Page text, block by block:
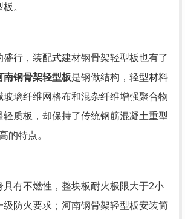
。
盛行，装配式建材钢骨架轻型板也有了
南钢骨架轻型板是钢做结构，轻型材料
玻璃纤维网格布和混杂纤维增强聚合物
轻质板，却保持了传统钢筋混凝土重型
的特点。
具有不燃性，整块板耐火极限大于2小
级防火要求；河南钢骨架轻型板安装简